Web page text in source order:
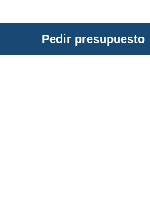
Pedir presupuesto